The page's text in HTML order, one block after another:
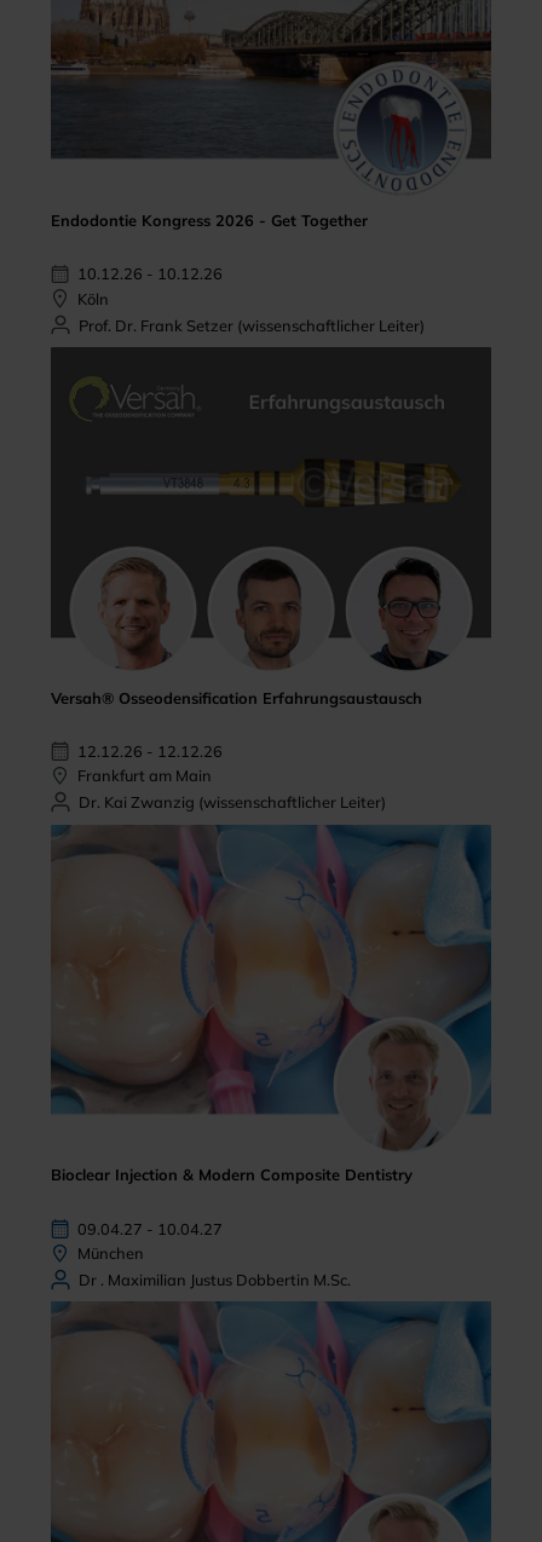
Endodontie Kongress 2026 - Get Together
10.12.26 - 10.12.26
Köln
Prof. Dr. Frank Setzer (wissenschaftlicher Leiter)
Versah® Osseodensification Erfahrungsaustausch
12.12.26 - 12.12.26
Frankfurt am Main
Dr. Kai Zwanzig (wissenschaftlicher Leiter)
Bioclear Injection & Modern Composite Dentistry
09.04.27 - 10.04.27
München
Dr . Maximilian Justus Dobbertin M.Sc.